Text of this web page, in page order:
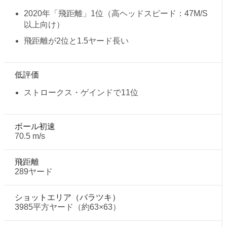
2020年「飛距離」1位（高ヘッドスピード：47M/S
以上向け）
飛距離が2位と1.5ヤード長い
低評価
ストロークス・ゲインドで11位
ボール初速
70.5 m/s
飛距離
289ヤード
ショットエリア（バラツキ）
3985平方ヤード（約63×63）